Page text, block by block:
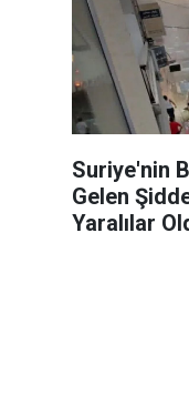
Suriye'nin
Gelen
Yaralılar